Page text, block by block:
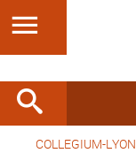
COLLEGIUM-LYON